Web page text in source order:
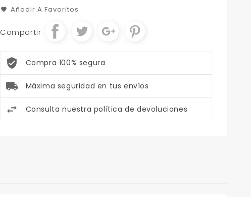
Añadir A Favoritos
Compartir
Compra 100% segura
Máxima seguridad en tus envíos
Consulta nuestra política de devoluciones